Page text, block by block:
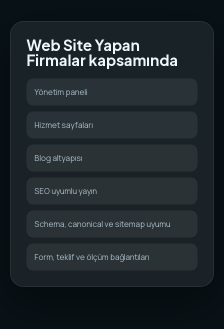
Web Site Yapan
Firmalar kapsamında
Yönetim paneli
Hizmet sayfaları
Blog altyapısı
SEO uyumlu yayın
Schema, canonical ve sitemap uyumu
Form, teklif ve ölçüm bağlantıları